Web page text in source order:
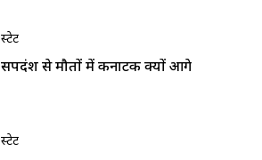
स्टेट
सर्पदंश से मौतों में कर्नाटक क्यों आगे
स्टेट